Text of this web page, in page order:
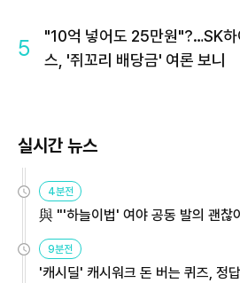
5
"10억 넣어도 25만원"?…SK하
스, '쥐꼬리 배당금' 여론 보니
실시간 뉴스
4분전
與 "'하늘이법' 여야 공동 발의 괜찮
9분전
'캐시딜' 캐시워크 돈 버는 퀴즈, 정